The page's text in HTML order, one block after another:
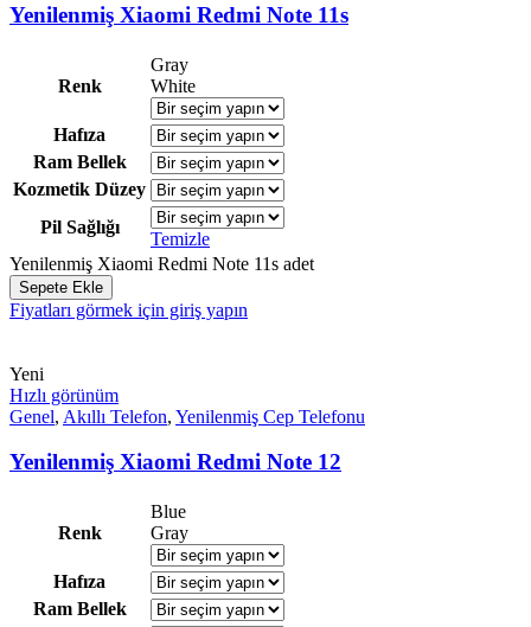
Yenilenmiş Xiaomi Redmi Note 11s
Renk
Gray
White
Hafıza
Ram Bellek
Kozmetik Düzey
Pil Sağlığı
Temizle
Yenilenmiş Xiaomi Redmi Note 11s adet
Sepete Ekle
Fiyatları görmek için giriş yapın
Yeni
Hızlı görünüm
Genel, Akıllı Telefon, Yenilenmiş Cep Telefonu
Yenilenmiş Xiaomi Redmi Note 12
Renk
Blue
Gray
Hafıza
Ram Bellek